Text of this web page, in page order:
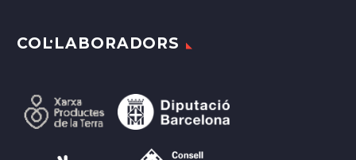
COL·LABORADORS